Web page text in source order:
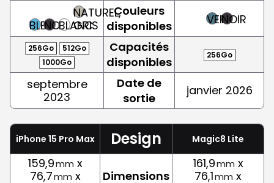
BLEUNOIRBLANC
NATUREL,
GRIS
Couleurs
disponibles
VERTNOIR
256Go
512Go
1000Go
Capacités
disponibles
256Go
septembre
2023
Date de
sortie
janvier 2026
iPhone 15 Pro Max Design Magic8 Lite
159,9mm x
76,7mm x
Dimensions
161,9mm x
76,1mm x